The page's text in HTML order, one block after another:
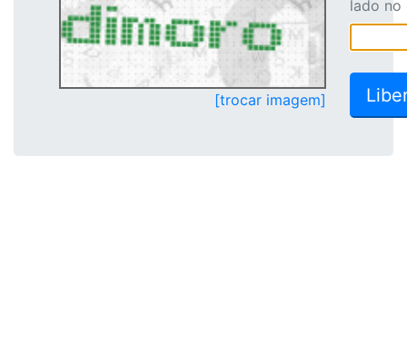
[trocar imagem]
lado no